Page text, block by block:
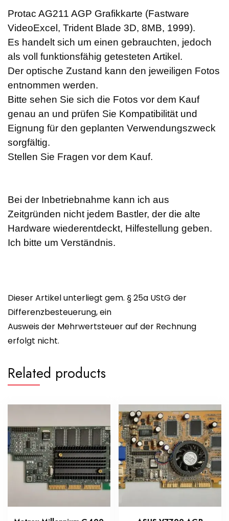
Protac AG211 AGP Grafikkarte (Fastware
VideoExcel, Trident Blade 3D, 8MB, 1999).
Es handelt sich um einen gebrauchten, jedoch
als voll funktionsfähig getesteten Artikel.
Der optische Zustand kann den jeweiligen Fotos
entnommen werden.
Bitte sehen Sie sich die Fotos vor dem Kauf
genau an und prüfen Sie Kompatibilität und
Eignung für den geplanten Verwendungszweck
sorgfältig.
Stellen Sie Fragen vor dem Kauf.
Bei der Inbetriebnahme kann ich aus
Zeitgründen nicht jedem Bastler, der die alte
Hardware wiederentdeckt, Hilfestellung geben.
Ich bitte um Verständnis.
Dieser Artikel unterliegt gem. § 25a UStG der
Differenzbesteuerung, ein
Ausweis der Mehrwertsteuer auf der Rechnung
erfolgt nicht.
Related products